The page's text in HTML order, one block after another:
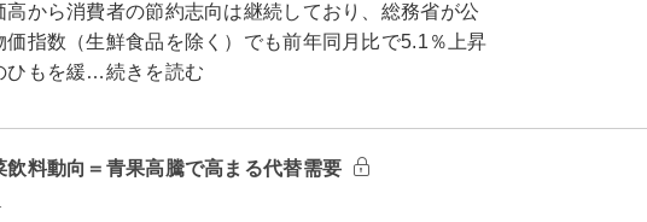
から消費者の節約志向は継続しており、総務省が公
指数（生鮮食品を除く）でも前年同月比で5.1％上昇
ひもを緩…続きを読む
料動向＝青果高騰で高まる代替需要